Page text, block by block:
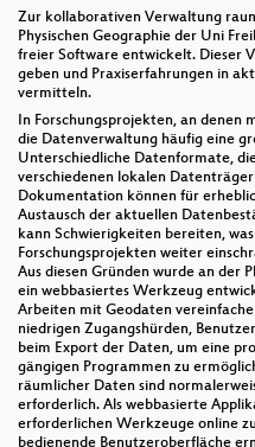
Zur kollaborativen Verwaltung
Physischen Geographie der Uni
freier Software entwickelt. Dieser
geben und Praxiserfahrungen in
vermitteln.
In Forschungsprojekten, an
die Datenverwaltung häufig eine
Unterschiedliche Datenformate,
verschiedenen lokalen
Dokumentation können für
Austausch der aktuellen
kann Schwierigkeiten bereiten,
Forschungsprojekten weiter
Aus diesen Gründen wurde an der
ein webbasiertes Werkzeug
Arbeiten mit Geodaten
niedrigen Zugangshürden,
beim Export der Daten, um eine
gängigen Programmen zu
räumlicher Daten sind
erforderlich. Als webbasierte
erforderlichen Werkzeuge online
bedienende Benutzeroberfläche